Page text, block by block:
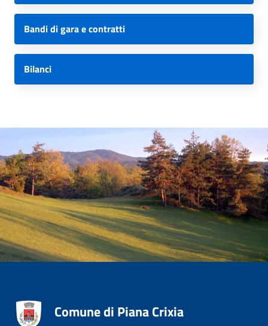
Bandi di gara e contratti
Bilanci
Comune di Piana Crixia